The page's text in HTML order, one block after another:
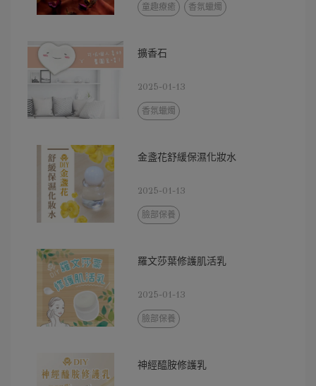
童趣療癒 香氛蠟燭
擴香石
2025-01-13
香氛蠟燭
金盞花舒緩保濕化妝水
2025-01-13
臉部保養
羅文莎葉修護肌活乳
2025-01-13
臉部保養
神經醯胺修護乳